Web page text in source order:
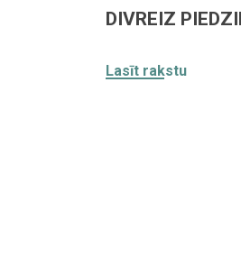
DIVREIZ
Lasīt rakstu